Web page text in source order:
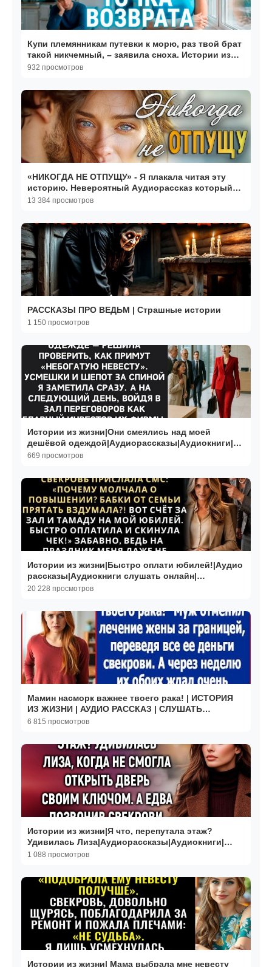
Купи племянникам путевки к морю, раз твой брат
такой никчемный, – заявила сноха. Истории из
жизни
932 просмотров
«НИКОГДА НЕ ОТПУЩУ» - Я плакала читая эту
историю. Невероятный Аудиорассказ который
тронет вас.
13 384 просмотров
РАССКАЗЫ ПРО ВЕДЬМ | Страшные истории
1 150 просмотров
Истории из жизни|Они смеялись над моей
дешёвой одеждой|Аудиорассказы|Аудиокниги|
Реальные истории
669 просмотров
Истории из жизни|Быстро оплати юбилей!|Аудио
рассказы|Аудиокниги слушать онлайн|
Жизненные истории
20 228 просмотров
Мамин насморк важнее твоего рака! | ИСТОРИЯ
ИЗ ЖИЗНИ | АУДИО РАССКАЗ | СЛУШАТЬ
ИСТОРИЮ
6 815 просмотров
Истории из жизни|Я что, перепутала этаж?
Удивилась Лиза|Аудиорассказы|Аудиокниги|
Реальные истории
1 088 просмотров
Истории из жизни| Мама выбрала мне невесту